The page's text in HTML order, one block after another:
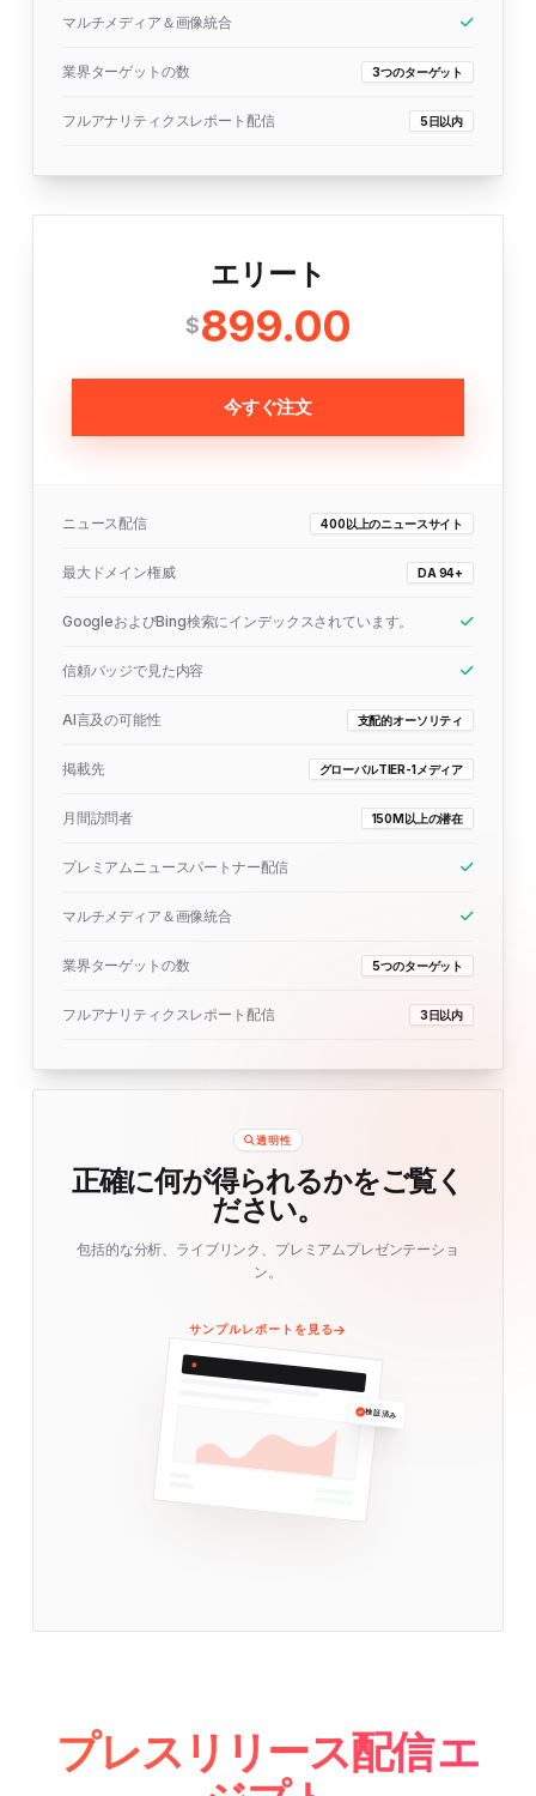
マルチメディア＆画像統合
業界ターゲットの数 3つのターゲット
フルアナリティクスレポート配信 5日以内
エリート
$899.00
今すぐ注文
ニュース配信 400以上のニュースサイト
最大ドメイン権威 DA 94+
GoogleおよびBing検索にインデックスされています。
信頼バッジで見た内容
AI言及の可能性 支配的オーソリティ
掲載先 グローバルTIER-1メディア
月間訪問者 150M以上の潜在
プレミアムニュースパートナー配信
マルチメディア＆画像統合
業界ターゲットの数 5つのターゲット
フルアナリティクスレポート配信 3日以内
透明性
正確に何が得られるかをご覧く
ださい。
包括的な分析、ライブリンク、プレミアムプレゼンテーショ
ン。
サンプルレポートを見る
検証済み
プレスリリース配信 エ